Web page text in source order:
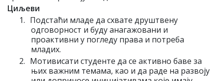
Циљеви
1. Подстаћи младе да схвате друштвену
одговорност и буду анагажовани и
проактивни у погледу права и потреба
младих.
2. Мотивисати студенте да се активно баве за
њих важним темама, као и да раде на развоју